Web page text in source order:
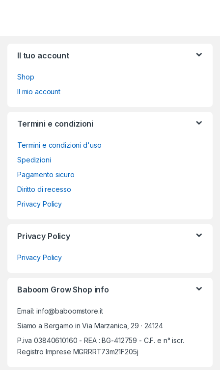
Il tuo account
Shop
Il mio account
Termini e condizioni
Termini e condizioni d'uso
Spedizioni
Pagamento sicuro
Diritto di recesso
Privacy Policy
Privacy Policy
Privacy Policy
Baboom Grow Shop info
Email: info@baboomstore.it
Siamo a Bergamo in Via Marzanica, 29 · 24124
P.iva 03840610160 - REA : BG-412759 - C.F. e n° iscr.
Registro Imprese MGRRRT73m21F205j